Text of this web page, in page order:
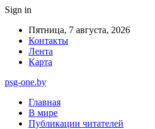
Sign in
Пятница, 7 августа, 2026
Контакты
Лента
Карта
psg-one.by
Главная
В мире
Публикации читателей